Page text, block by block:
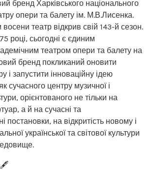
бренд Харківського національного
опери та балету ім. М.В.Лисенка.
театр відкрив свій 143-й сезон.
році, сьогодні є єдиним
театром опери та балету на
бренд покликаний оновити
і запустити інноваційну ідею
сучасного центру музичної і
орієнтованого не тільки на
а й на сучасні та
постановки, на відкритість новому і
української та світової культури
🖋️